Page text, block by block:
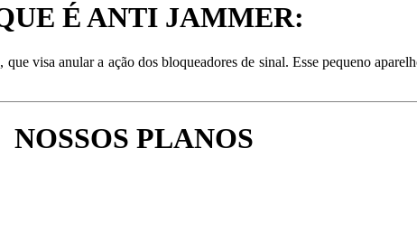
É ANTI JAMMER:
que visa anular a ação dos bloqueadores de sinal. Esse pequeno
NOSSOS PLANOS